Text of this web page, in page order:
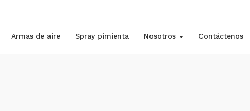
Armas de aire Spray pimienta Nosotros Contáctenos